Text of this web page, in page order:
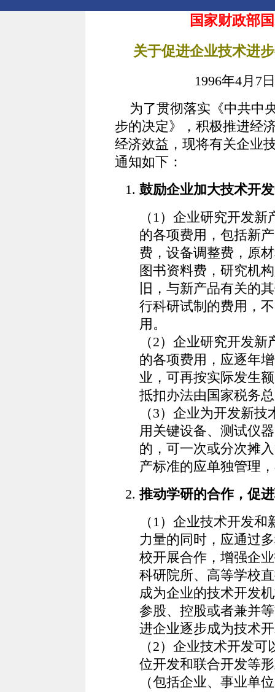
国家财政部
关于促进企业技术进
1996年4月7
为了贯彻落实《中共中
步的决定》，积极推进经
经济效益，现将有关企业
通知如下：
鼓励企业加大技术开
（1）企业研究开发
的各项费用，包括新
费，设备调整费，原
图书资料费，研究机
旧，与新产品有关的
行科研试制的费用，
用。
（2）企业研究开发
的各项费用，应逐年
业，可再按实际发生
抵扣办法由国家税务
（3）企业为开发新
用关键设备、测试仪
的，可一次或分次摊
产标准的应单独管理
推动学研的合作，促
（1）企业技术开发
力量的同时，应通过
校开展合作，增强企
科研院所、高等学校
成为企业的技术开发
参股、控股或者兼并
进企业逐步成为技术
（2）企业技术开发
位开发和联合开发等
（包括企业、事业单